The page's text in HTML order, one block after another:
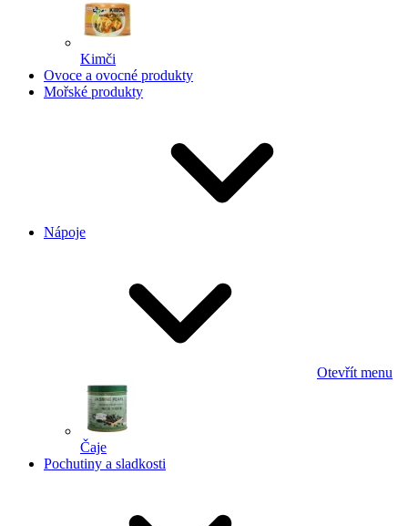
Kimči
Ovoce a ovocné produkty
Mořské produkty
Nápoje
Otevřít menu
Čaje
Pochutiny a sladkosti